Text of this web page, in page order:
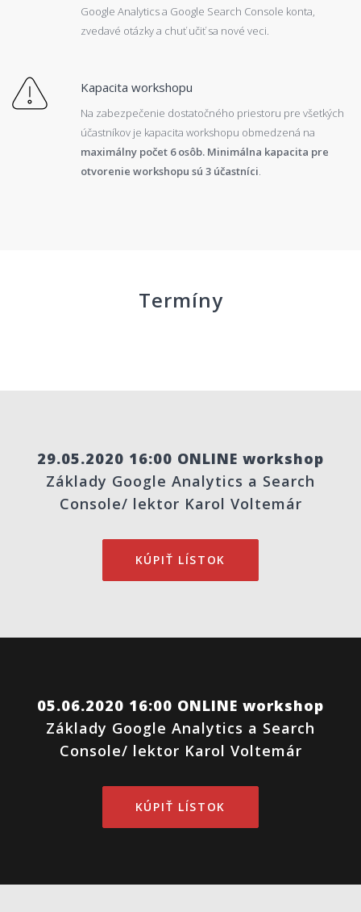
Google Analytics a Google Search Console konta,
zvedavé otázky a chuť učiť sa nové veci.
Kapacita workshopu
Na zabezpečenie dostatočného priestoru pre všetkých
účastníkov je kapacita workshopu obmedzená na
maximálny počet 6 osôb. Minimálna kapacita pre
otvorenie workshopu sú 3 účastníci.
Termíny
29.05.2020 16:00 ONLINE workshop
Základy Google Analytics a Search
Console/ lektor Karol Voltemár
KÚPIŤ LÍSTOK
05.06.2020 16:00 ONLINE workshop
Základy Google Analytics a Search
Console/ lektor Karol Voltemár
KÚPIŤ LÍSTOK